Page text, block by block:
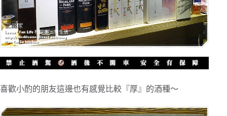
喜歡小酌的朋友這邊也有感覺比較『厚』的酒種～